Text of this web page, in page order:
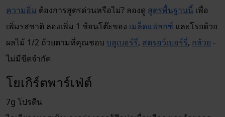
ความอิ่ม ต้องการสูตรด่วนหรือไม่? ลองดู สูตรพื้นฐานนี้ เพื่อ
เพิ่มรสชาติ ลองเพิ่ม 1 ช้อนโต๊ะของ เมล็ดแฟลกซ์ และโรยด้วย
ผลไม้ 1/2 ถ้วยตามที่คุณชอบ บลูเบอร์รี่, สตรอว์เบอร์รี่, กล้วย -
ไม่มีขีดจำกัด
โยเกิร์ตพาร์เฟ่ต์
7g โปรตีน